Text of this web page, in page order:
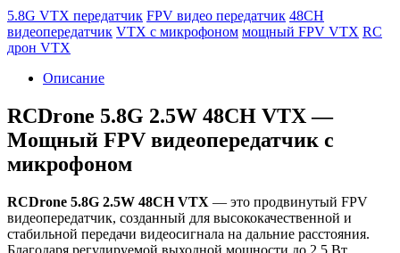
5.8G VTX передатчик FPV видео передатчик 48CH
видеопередатчик VTX с микрофоном мощный FPV VTX RC
дрон VTX
Описание
RCDrone 5.8G 2.5W 48CH VTX —
Мощный FPV видеопередатчик с
микрофоном
RCDrone 5.8G 2.5W 48CH VTX — это продвинутый FPV
видеопередатчик, созданный для высококачественной и
стабильной передачи видеосигнала на дальние расстояния.
Благодаря регулируемой выходной мощности до 2,5 Вт,